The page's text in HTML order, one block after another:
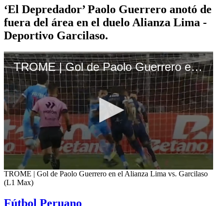
‘El Depredador’ Paolo Guerrero anotó de
fuera del área en el duelo Alianza Lima -
Deportivo Garcilaso.
TROME | Gol de Paolo Guerrero en el Alianza Lima vs. Garcilaso (L1 Max)
0
seconds
of
minute,
TROME | Gol de Paolo Guerrero en el Alianza Lima vs. Garcilaso
(L1 Max)
Fútbol Peruano